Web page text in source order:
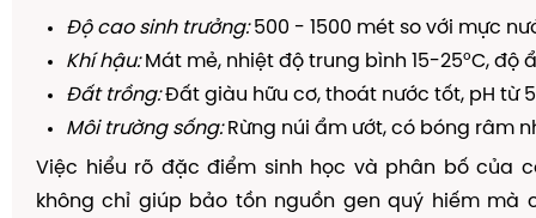
Độ cao sinh trưởng:500 - 1500 mét so với mực
Khí hậu:Mát mẻ, nhiệt độ trung bình 15-25°C, độ
Đất trồng:Đất giàu hữu cơ, thoát nước tốt, pH từ
Môi trường sống:Rừng núi ẩm ướt, có bóng râm
Việc hiểu rõ đặc điểm sinh học và phân bố của
không chỉ giúp bảo tồn nguồn gen quý hiếm mà